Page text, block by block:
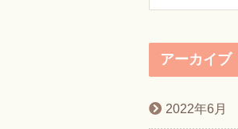
アーカイブ
2022年6月